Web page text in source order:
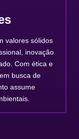
valores sólidos
inovação
Com ética e
busca de
assume